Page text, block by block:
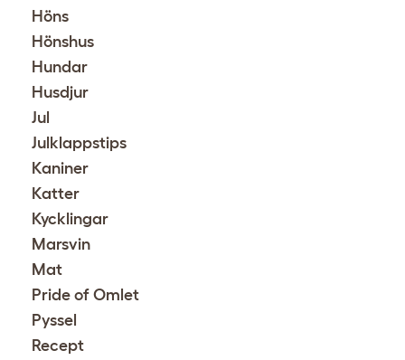
Höns
Hönshus
Hundar
Husdjur
Jul
Julklappstips
Kaniner
Katter
Kycklingar
Marsvin
Mat
Pride of Omlet
Pyssel
Recept